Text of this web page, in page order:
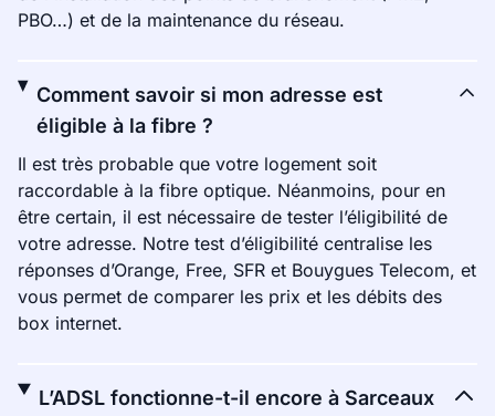
PBO…) et de la maintenance du réseau.
Comment savoir si mon adresse est
éligible à la fibre ?
Il est très probable que votre logement soit
raccordable à la fibre optique. Néanmoins, pour en
être certain, il est nécessaire de tester l’éligibilité de
votre adresse. Notre test d’éligibilité centralise les
réponses d’Orange, Free, SFR et Bouygues Telecom, et
vous permet de comparer les prix et les débits des
box internet.
L’ADSL fonctionne-t-il encore à Sarceaux